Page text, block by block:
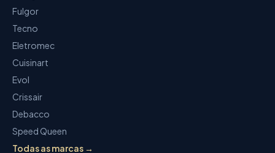
Fulgor
Tecno
Eletromec
Cuisinart
Evol
Crissair
Debacco
Speed Queen
Todas as marcas →